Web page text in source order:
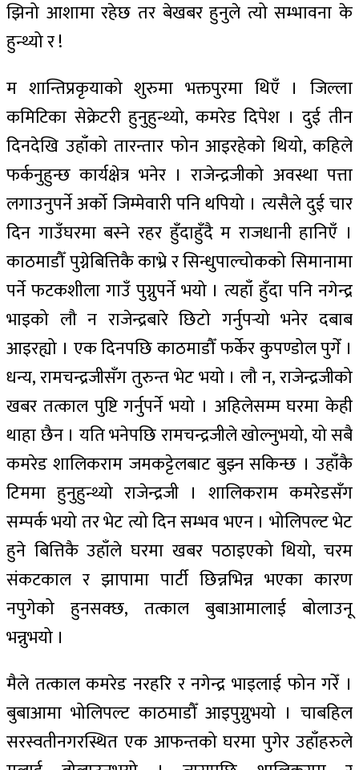
झिनो आशामा रहेछ तर बेखबर हुनुले त्यो सम्भावना के
हुन्थ्यो र !
म शान्तिप्रकृयाको शुरुमा भक्तपुरमा थिएँ । जिल्ला
कमिटिका सेक्रेटरी हुनुहुन्थ्यो, कमरेड दिपेश । दुई तीन
दिनदेखि उहाँको तारन्तार फोन आइरहेको थियो, कहिले
फर्कनुहुन्छ कार्यक्षेत्र भनेर । राजेन्द्रजीको अवस्था पत्ता
लगाउनुपर्ने अर्को जिम्मेवारी पनि थपियो । त्यसैले दुई चार
दिन गाउँघरमा बस्ने रहर हुँदाहुँदै म राजधानी हानिएँ ।
काठमाडौँ पुग्नेबित्तिकै काभ्रे र सिन्धुपाल्चोकको सिमानामा
पर्ने फटकशीला गाउँ पुग्नुपर्ने भयो । त्यहाँ हुँदा पनि नगेन्द्र
भाइको लौ न राजेन्द्रबारे छिटो गर्नुपर्‍यो भनेर दबाब
आइरह्यो । एक दिनपछि काठमाडौँ फर्केर कुपण्डोल पुगेँ ।
धन्य, रामचन्द्रजीसँग तुरुन्त भेट भयो । लौ न, राजेन्द्रजीको
खबर तत्काल पुष्टि गर्नुपर्ने भयो । अहिलेसम्म घरमा केही
थाहा छैन । यति भनेपछि रामचन्द्रजीले खोल्नुभयो, यो सबै
कमरेड शालिकराम जमकट्टेलबाट बुझ्न सकिन्छ । उहाँकै
टिममा हुनुहुन्थ्यो राजेन्द्रजी । शालिकराम कमरेडसँग
सम्पर्क भयो तर भेट त्यो दिन सम्भव भएन । भोलिपल्ट भेट
हुने बित्तिकै उहाँले घरमा खबर पठाइएको थियो, चरम
संकटकाल र झापामा पार्टी छिन्नभिन्न भएका कारण
नपुगेको हुनसक्छ, तत्काल बुबाआमालाई बोलाउनू
भन्नुभयो ।
मैले तत्काल कमरेड नरहरि र नगेन्द्र भाइलाई फोन गरेँ ।
बुबाआमा भोलिपल्ट काठमाडौँ आइपुग्नुभयो । चाबहिल
सरस्वतीनगरस्थित एक आफन्तको घरमा पुगेर उहाँहरुले